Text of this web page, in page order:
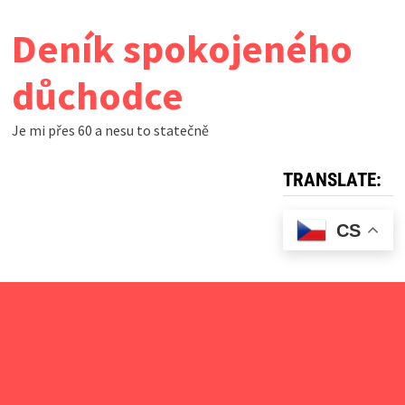
content
Deník spokojeného
důchodce
Je mi přes 60 a nesu to statečně
TRANSLATE:
CS